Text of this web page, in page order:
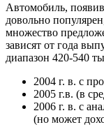
Автомобиль,
довольно
множество
зависят от года
диапазон 420-540
2004 г. в. с
2005 г.в. (в
2006 г. в. с
(но может